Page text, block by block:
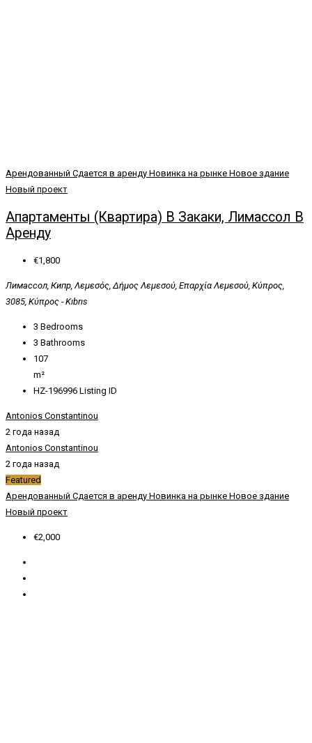
Арендованный Сдается в аренду Новинка на рынке Новое здание
Новый проект
Апартаменты (квартира) В Закаки, Лимассол В
Аренду
€1,800
Лимассол, Кипр, Λεμεσός, Δήμος Λεμεσού, Επαρχία Λεμεσού, Κύπρος,
3085, Κύπρος - Kıbrıs
3 Bedrooms
3 Bathrooms
107
m²
HZ-196996 Listing ID
Antonios Constantinou
2 года назад
Antonios Constantinou
2 года назад
Featured
Арендованный Сдается в аренду Новинка на рынке Новое здание
Новый проект
€2,000